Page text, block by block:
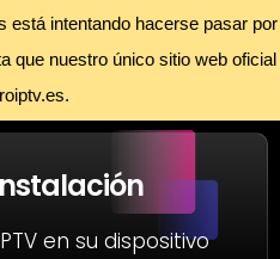
está intentando hacerse pasar por
que nuestro único sitio web oficial
en su dispositivo